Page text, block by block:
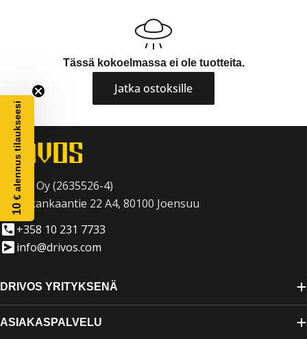
a
Tässä kokoelmassa ei ole tuotteita.
Jatka ostoksille
Drivos Oy (2635526-4)
Raatekankaantie 22 A4, 80100 Joensuu
+358 10 231 7733
info@drivos.com
DRIVOS YRITYKSENÄ
ASIAKASPALVELU
10
€ alennus tilaukseesi